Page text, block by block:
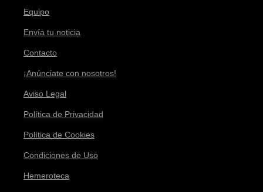
Equipo
Envía tu noticia
Contacto
¡Anúnciate con nosotros!
Aviso Legal
Política de Privacidad
Política de Cookies
Condiciones de Uso
Hemeroteca